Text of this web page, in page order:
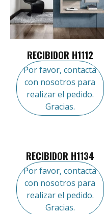
RECIBIDOR H1112
Por favor, contacta
con nosotros para
realizar el pedido.
Gracias.
RECIBIDOR H1134
Por favor, contacta
con nosotros para
realizar el pedido.
Gracias.